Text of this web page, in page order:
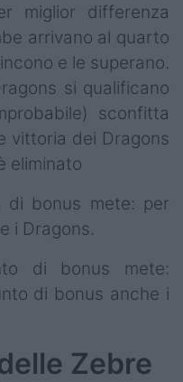
miglior differenza
arrivano al quarto
e le superano.
si qualificano
sconfitta
vittoria dei Dragons
eliminato
bonus mete: per
i Dragons.
di bonus mete:
di bonus anche i
Zebre